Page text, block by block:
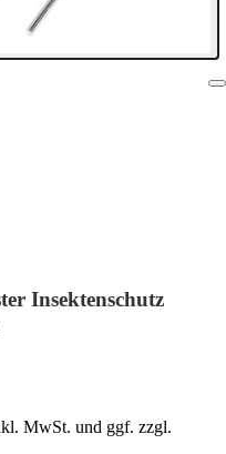
Insektenschutz
MwSt. und ggf. zzgl.